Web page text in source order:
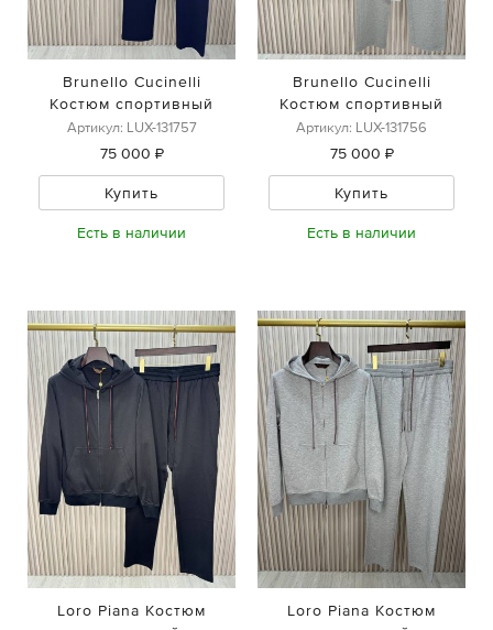
Brunello Cucinelli
Костюм спортивный
Артикул: LUX-131757
75 000 ₽
Купить
Есть в наличии
Brunello Cucinelli
Костюм спортивный
Артикул: LUX-131756
75 000 ₽
Купить
Есть в наличии
Loro Piana Костюм
Loro Piana Костюм